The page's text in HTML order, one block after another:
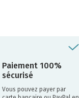
Paiement 100%
sécurisé
Vous pouvez payer par